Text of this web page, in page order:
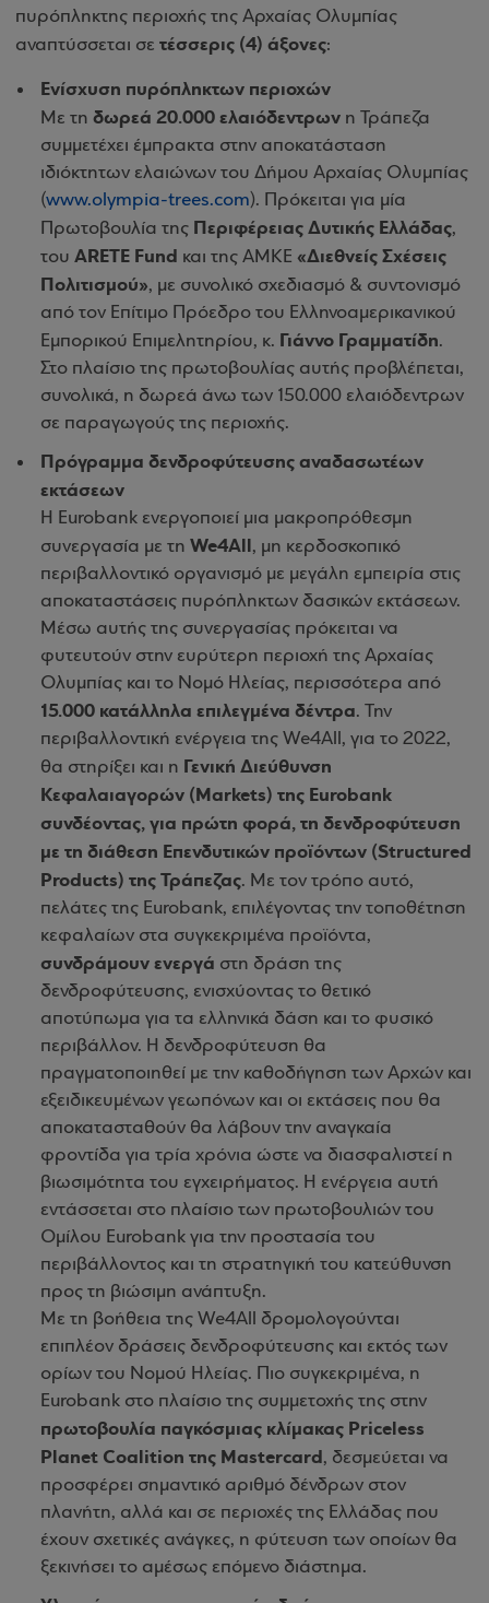
πυρόπληκτης περιοχής της Αρχαίας Ολυμπίας
αναπτύσσεται σε τέσσερις (4) άξονες:
Ενίσχυση πυρόπληκτων περιοχών
Με τη δωρεά 20.000 ελαιόδεντρων η Τράπεζα
συμμετέχει έμπρακτα στην αποκατάσταση
ιδιόκτητων ελαιώνων του Δήμου Αρχαίας Ολυμπίας
(www.olympia-trees.com). Πρόκειται για μία
Πρωτοβουλία της Περιφέρειας Δυτικής Ελλάδας,
του ARETE Fund και της ΑΜΚΕ «Διεθνείς Σχέσεις
Πολιτισμού», με συνολικό σχεδιασμό & συντονισμό
από τον Επίτιμο Πρόεδρο του Ελληνοαμερικανικού
Εμπορικού Επιμελητηρίου, κ. Γιάννο Γραμματίδη.
Στο πλαίσιο της πρωτοβουλίας αυτής προβλέπεται,
συνολικά, η δωρεά άνω των 150.000 ελαιόδεντρων
σε παραγωγούς της περιοχής.
Πρόγραμμα δενδροφύτευσης αναδασωτέων
εκτάσεων
Η Eurobank ενεργοποιεί μια μακροπρόθεσμη
συνεργασία με τη We4All, μη κερδοσκοπικό
περιβαλλοντικό οργανισμό με μεγάλη εμπειρία στις
αποκαταστάσεις πυρόπληκτων δασικών εκτάσεων.
Μέσω αυτής της συνεργασίας πρόκειται να
φυτευτούν στην ευρύτερη περιοχή της Αρχαίας
Ολυμπίας και το Νομό Ηλείας, περισσότερα από
15.000 κατάλληλα επιλεγμένα δέντρα. Την
περιβαλλοντική ενέργεια της We4All, για το 2022,
θα στηρίξει και η Γενική Διεύθυνση
Κεφαλαιαγορών (Markets) της Eurobank
συνδέοντας, για πρώτη φορά, τη δενδροφύτευση
με τη διάθεση Επενδυτικών προϊόντων (Structured
Products) της Τράπεζας. Με τον τρόπο αυτό,
πελάτες της Eurobank, επιλέγοντας την τοποθέτηση
κεφαλαίων στα συγκεκριμένα προϊόντα,
συνδράμουν ενεργά στη δράση της
δενδροφύτευσης, ενισχύοντας το θετικό
αποτύπωμα για τα ελληνικά δάση και το φυσικό
περιβάλλον. Η δενδροφύτευση θα
πραγματοποιηθεί με την καθοδήγηση των Αρχών και
εξειδικευμένων γεωπόνων και οι εκτάσεις που θα
αποκατασταθούν θα λάβουν την αναγκαία
φροντίδα για τρία χρόνια ώστε να διασφαλιστεί η
βιωσιμότητα του εγχειρήματος. Η ενέργεια αυτή
εντάσσεται στο πλαίσιο των πρωτοβουλιών του
Ομίλου Eurobank για την προστασία του
περιβάλλοντος και τη στρατηγική του κατεύθυνση
προς τη βιώσιμη ανάπτυξη.
Mε τη βοήθεια της We4All δρομολογούνται
επιπλέον δράσεις δενδροφύτευσης και εκτός των
ορίων του Νομού Ηλείας. Πιο συγκεκριμένα, η
Eurobank στο πλαίσιο της συμμετοχής της στην
πρωτοβουλία παγκόσμιας κλίμακας Priceless
Planet Coalition της Mastercard, δεσμεύεται να
προσφέρει σημαντικό αριθμό δένδρων στον
πλανήτη, αλλά και σε περιοχές της Ελλάδας που
έχουν σχετικές ανάγκες, η φύτευση των οποίων θα
ξεκινήσει το αμέσως επόμενο διάστημα.